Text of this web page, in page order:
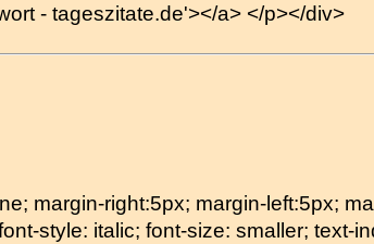
- tageszitate.de'></a> </p></div>
margin-right:5px; margin-left:5px;
style: italic; font-size: smaller; text-